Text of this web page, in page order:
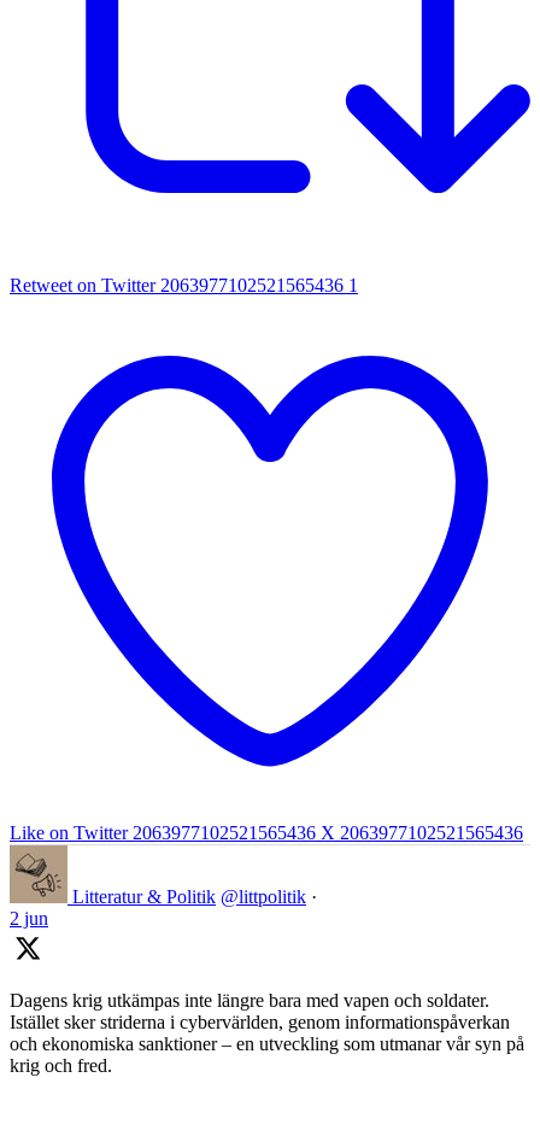
Retweet on Twitter 2063977102521565436 1
Like on Twitter 2063977102521565436 X 2063977102521565436
Litteratur & Politik @littpolitik ·
2 jun
Dagens krig utkämpas inte längre bara med vapen och soldater.
Istället sker striderna i cybervärlden, genom informationspåverkan
och ekonomiska sanktioner – en utveckling som utmanar vår syn på
krig och fred.